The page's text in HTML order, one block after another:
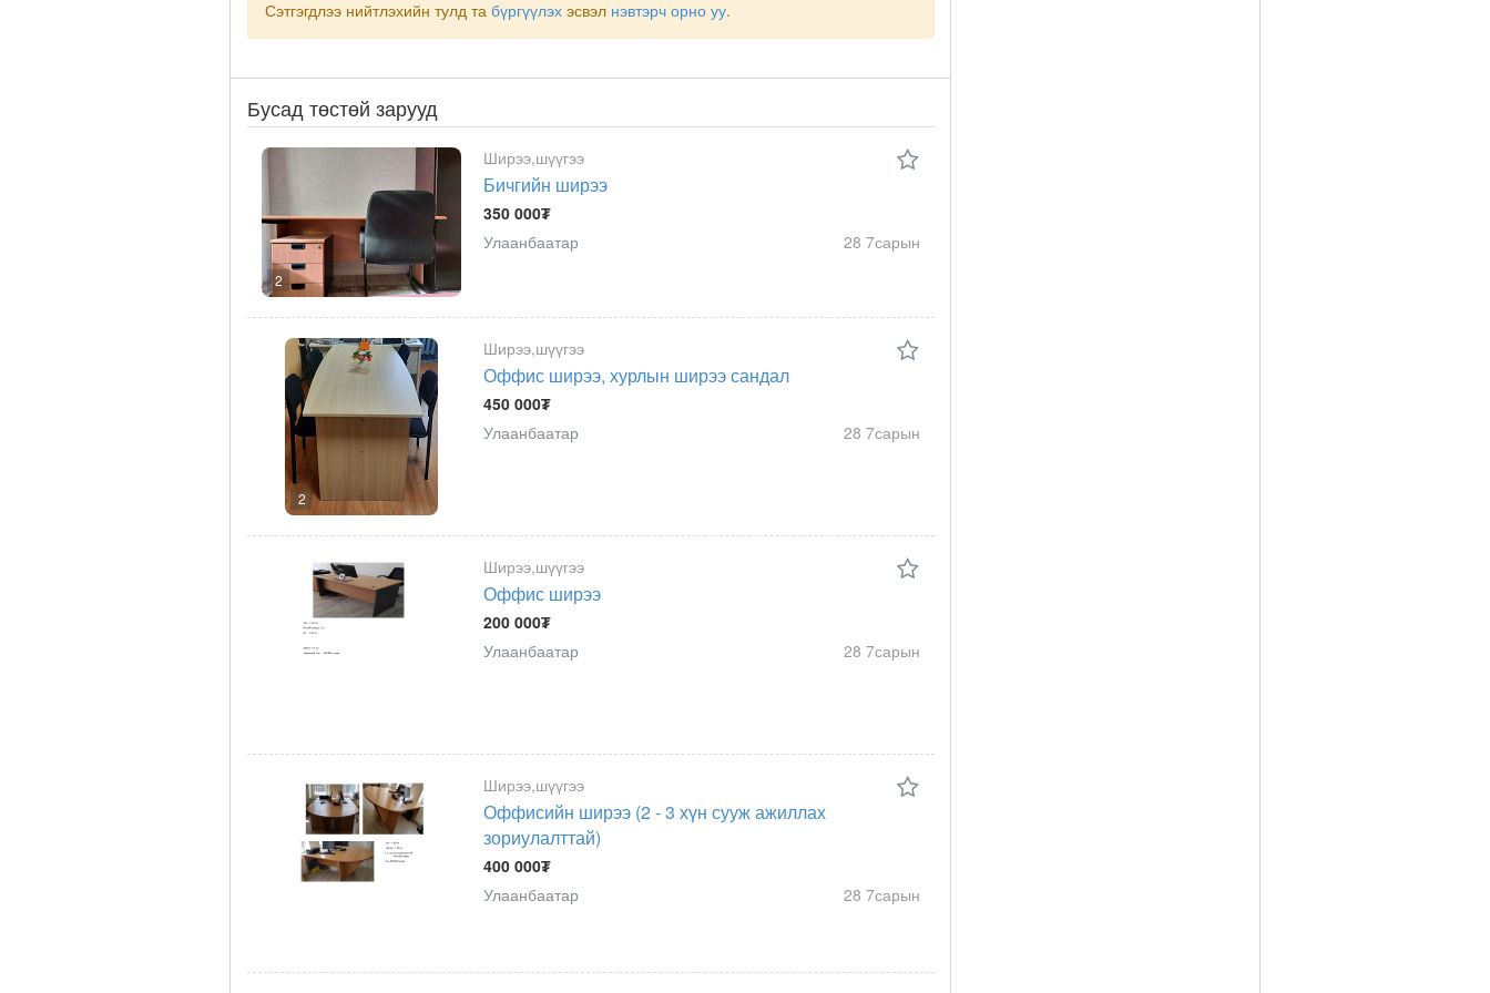
Сэтгэгдлээ нийтлэхийн тулд та бүргүүлэх эсвэл нэвтэрч орно уу.
Бусад төстөй зарууд
2
Ширээ,шүүгээ
Бичгийн ширээ
350 000₮
Улаанбаатар
28 7сарын
2
Ширээ,шүүгээ
Оффис ширээ, хурлын ширээ сандал
450 000₮
Улаанбаатар
28 7сарын
Ширээ,шүүгээ
Оффис ширээ
200 000₮
Улаанбаатар
28 7сарын
Ширээ,шүүгээ
Оффисийн ширээ (2 - 3 хүн сууж ажиллах
зориулалттай)
400 000₮
Улаанбаатар
28 7сарын